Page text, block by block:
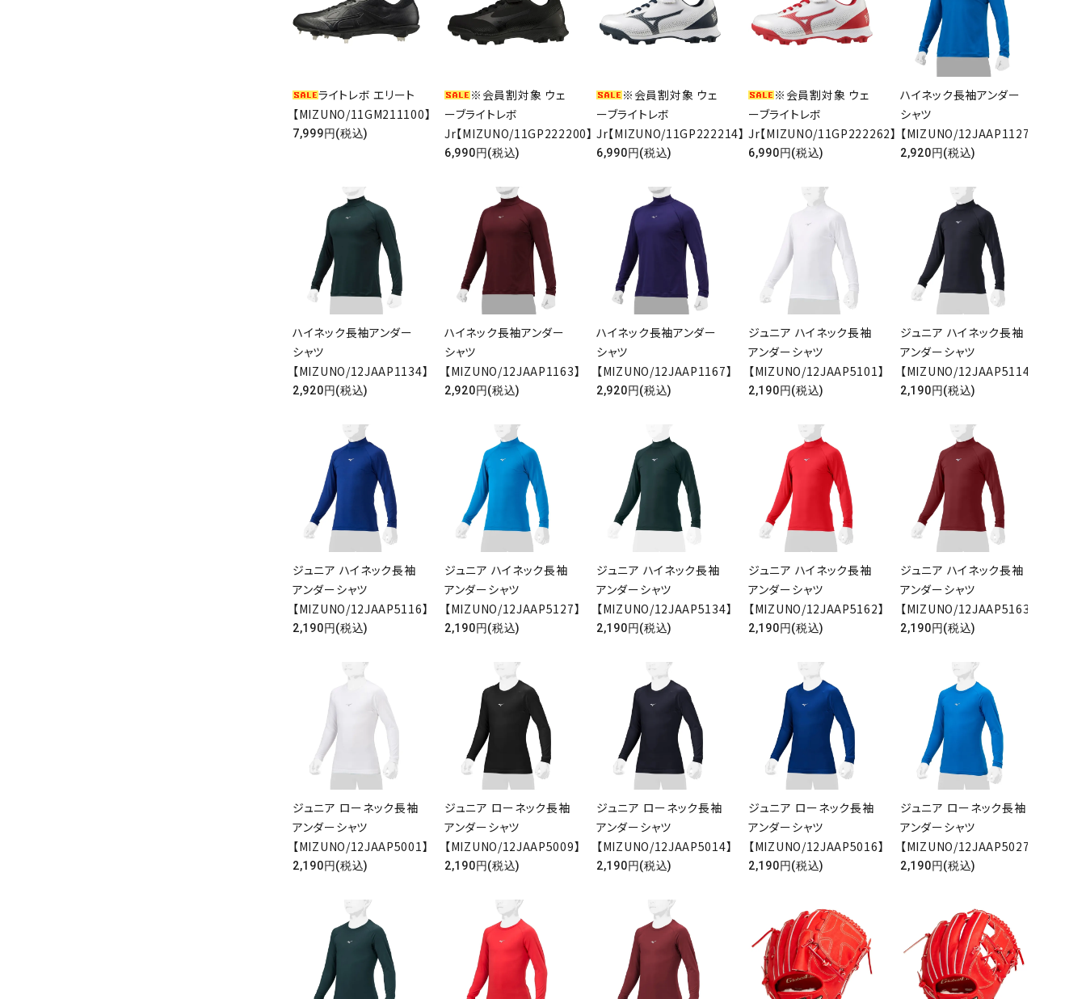
ライトレボ エリート
【MIZUNO/11GM211100】
7,999円(税込)
※会員割対象 ウェ
ーブライトレボ
Jr【MIZUNO/11GP222200】
6,990円(税込)
※会員割対象 ウェ
ーブライトレボ
Jr【MIZUNO/11GP222214】
6,990円(税込)
※会員割対象 ウェ
ーブライトレボ
Jr【MIZUNO/11GP222262】
6,990円(税込)
ハイネック長袖アンダー
シャツ
【MIZUNO/12JAAP1127】
2,920円(税込)
ハイネック長袖アンダー
シャツ
【MIZUNO/12JAAP1134】
2,920円(税込)
ハイネック長袖アンダー
シャツ
【MIZUNO/12JAAP1163】
2,920円(税込)
ハイネック長袖アンダー
シャツ
【MIZUNO/12JAAP1167】
2,920円(税込)
ジュニア ハイネック長袖
アンダーシャツ
【MIZUNO/12JAAP5101】
2,190円(税込)
ジュニア ハイネック長袖
アンダーシャツ
【MIZUNO/12JAAP5114】
2,190円(税込)
ジュニア ハイネック長袖
アンダーシャツ
【MIZUNO/12JAAP5116】
2,190円(税込)
ジュニア ハイネック長袖
アンダーシャツ
【MIZUNO/12JAAP5127】
2,190円(税込)
ジュニア ハイネック長袖
アンダーシャツ
【MIZUNO/12JAAP5134】
2,190円(税込)
ジュニア ハイネック長袖
アンダーシャツ
【MIZUNO/12JAAP5162】
2,190円(税込)
ジュニア ハイネック長袖
アンダーシャツ
【MIZUNO/12JAAP5163】
2,190円(税込)
ジュニア ローネック長袖
アンダーシャツ
【MIZUNO/12JAAP5001】
2,190円(税込)
ジュニア ローネック長袖
アンダーシャツ
【MIZUNO/12JAAP5009】
2,190円(税込)
ジュニア ローネック長袖
アンダーシャツ
【MIZUNO/12JAAP5014】
2,190円(税込)
ジュニア ローネック長袖
アンダーシャツ
【MIZUNO/12JAAP5016】
2,190円(税込)
ジュニア ローネック長袖
アンダーシャツ
【MIZUNO/12JAAP5027】
2,190円(税込)
キーワード
検索する
close